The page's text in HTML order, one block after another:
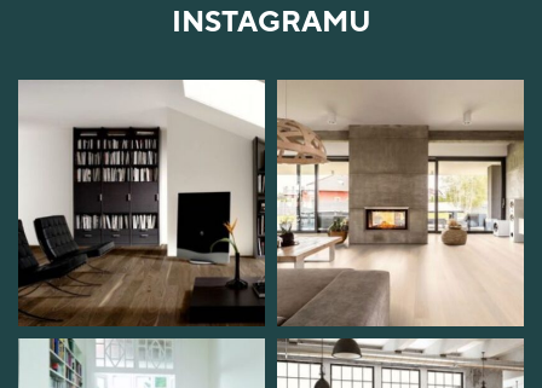
INSTAGRAMU